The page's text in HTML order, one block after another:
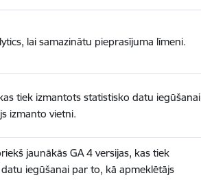
lai samazinātu pieprasījuma līmeni.
tiek izmantots statistisko datu iegūšanai
izmanto vietni.
jaunākās GA 4 versijas, kas tiek
iegūšanai par to, kā apmeklētājs